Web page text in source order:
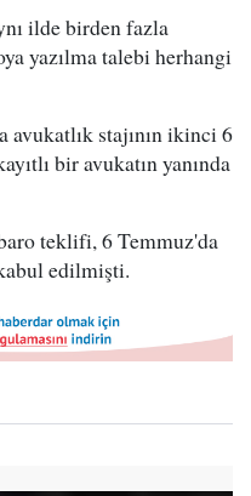
ilde birden fazla
yazılma talebi herhangi
avukatlık stajının ikinci 6
bir avukatın yanında
teklifi, 6 Temmuz'da
edilmişti.